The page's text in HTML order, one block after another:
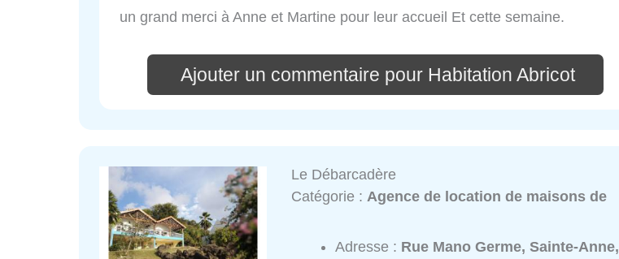
un grand merci à Anne et Martine pour leur accueil Et cette semaine.
Ajouter un commentaire pour Habitation Abricot
Le Débarcadère
Catégorie : Agence de location de maisons de
Adresse : Rue Mano Germe, Sainte-Anne,